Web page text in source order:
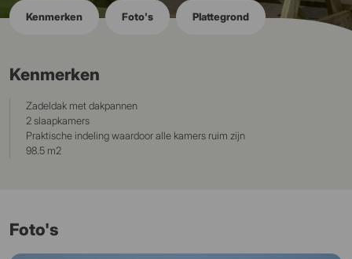
Kenmerken Foto's Plattegrond
Kenmerken
Zadeldak met dakpannen
2 slaapkamers
Praktische indeling waardoor alle kamers ruim zijn
98.5 m2
Foto's